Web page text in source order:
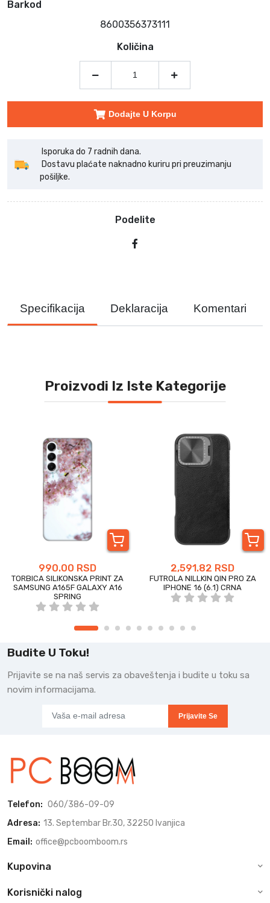
Barkod
8600356373111
Količina
Dodajte U Korpu
Isporuka do 7 radnih dana.
Dostavu plaćate naknadno kuriru pri preuzimanju
pošiljke.
Podelite
Specifikacija Deklaracija Komentari
Proizvodi Iz Iste Kategorije
990.00 RSD
TORBICA SILIKONSKA PRINT ZA
SAMSUNG A165F GALAXY A16
SPRING
2,591.82 RSD
FUTROLA NILLKIN QIN PRO ZA
IPHONE 16 (6.1) CRNA
Budite U Toku!
Prijavite se na naš servis za obaveštenja i budite u toku sa
novim informacijama.
Prijavite Se
Telefon: 060/386-09-09
Adresa: 13. Septembar Br.30, 32250 Ivanjica
Email: office@pcboomboom.rs
Kupovina
Korisnički nalog